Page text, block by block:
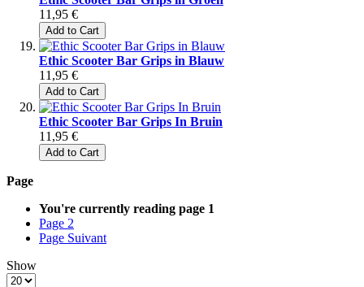
11,95 €
Add to Cart
Ethic Scooter Bar Grips in Blauw
11,95 €
Add to Cart
Ethic Scooter Bar Grips In Bruin
11,95 €
Add to Cart
Page
You're currently reading page 1
Page 2
Page Suivant
Show